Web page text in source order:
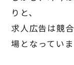
りと、
求人広告は競
場となっていま